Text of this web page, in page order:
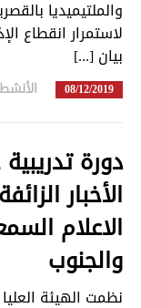
لاستمرار انقطاع
بيان [...]
08/12/2019
دورة
الأخبار
الاعلام
والجنوب
نظمت الهيئة